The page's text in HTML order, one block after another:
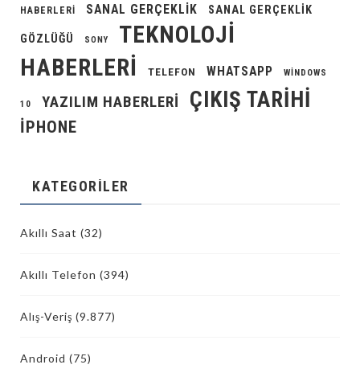
HABERLERI
SANAL GERÇEKLIK SANAL GERÇEKLIK
GÖZLÜĞÜ SONY
TEKNOLOJI
HABERLERI
TELEFON WHATSAPP WINDOWS
10 YAZILIM HABERLERI ÇIKIŞ TARIHI
İPHONE
KATEGORILER
Akıllı Saat (32)
Akıllı Telefon (394)
Alış-Veriş (9.877)
Android (75)